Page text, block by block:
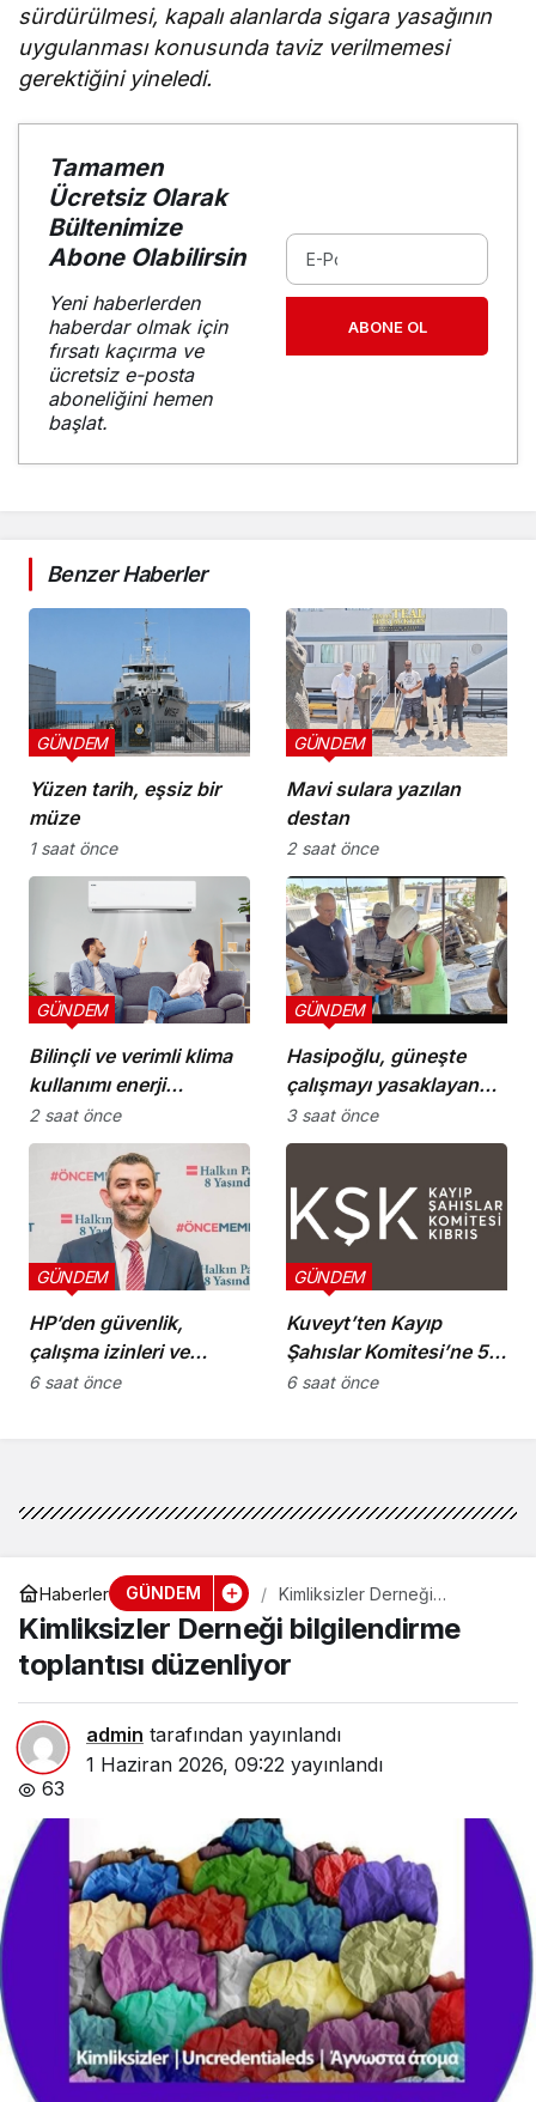
sürdürülmesi, kapalı alanlarda sigara yasağının
uygulanması konusunda taviz verilmemesi
gerektiğini yineledi.
Tamamen
Ücretsiz Olarak
Bültenimize
Abone Olabilirsin
Yeni haberlerden
haberdar olmak için
fırsatı kaçırma ve
ücretsiz e-posta
aboneliğini hemen
başlat.
ABONE OL
Benzer Haberler
Yüzen tarih, eşsiz bir
müze
GÜNDEM
1 saat önce
Mavi sulara yazılan
destan
GÜNDEM
2 saat önce
Bilinçli ve verimli klima
kullanımı enerji
tüketimini azaltıyor
GÜNDEM
2 saat önce
Hasipoğlu, güneşte
çalışmayı yasaklayan
kararın uygulanmasını
Yeniboğaziçi’nde
GÜNDEM
3 saat önce
HP’den güvenlik,
çalışma izinleri ve
yurttaşlık
GÜNDEM
6 saat önce
Kuveyt’ten Kayıp
Şahıslar Komitesi’ne 50
bin dolar katkı
GÜNDEM
6 saat önce
Haberler GÜNDEM
Kimliksizler Derneği
bilgilendirme toplantısı
düzenliyor
Kimliksizler Derneği bilgilendirme
toplantısı düzenliyor
admin tarafından yayınlandı
1 Haziran 2026, 09:22 yayınlandı
63